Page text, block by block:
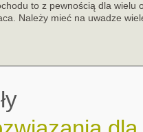
to z pewnością dla
Należy mieć na uwadze